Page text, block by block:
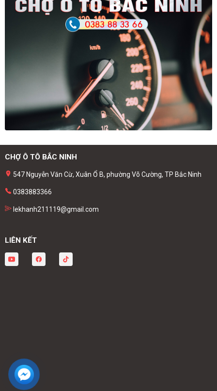
CHỢ Ô TÔ BẮC NINH
547 Nguyễn Văn Cừ, Xuân Ổ B, phường Võ Cường, TP Bắc Ninh
0383883366
lekhanh211119@gmail.com
LIÊN KẾT